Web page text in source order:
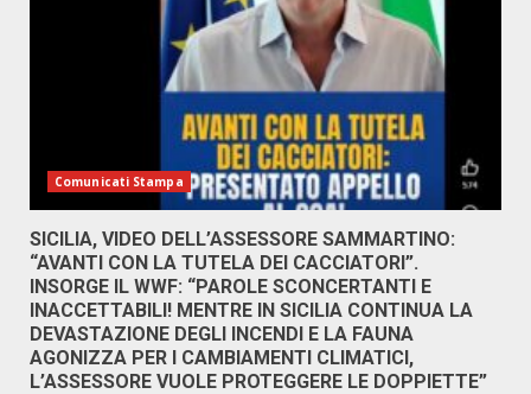
Comunicati Stampa
SICILIA, VIDEO DELL’ASSESSORE SAMMARTINO:
“AVANTI CON LA TUTELA DEI CACCIATORI”.
INSORGE IL WWF: “PAROLE SCONCERTANTI E
INACCETTABILI! MENTRE IN SICILIA CONTINUA LA
DEVASTAZIONE DEGLI INCENDI E LA FAUNA
AGONIZZA PER I CAMBIAMENTI CLIMATICI,
L’ASSESSORE VUOLE PROTEGGERE LE DOPPIETTE”